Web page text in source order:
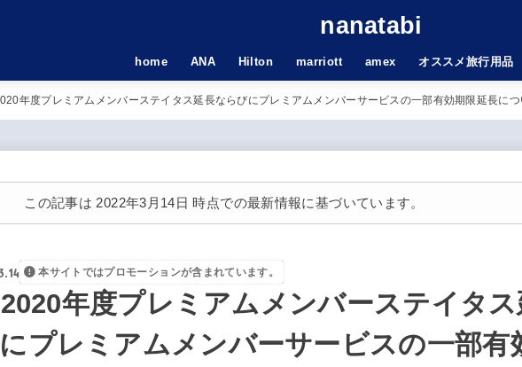
nanatabi
home ANA Hilton marriott amex オススメ旅行用品
年度プレミアムメンバーステイタス延長ならびにプレミアムメンバーサービスの一部有効期限延長につ
この記事は 2022年3月14日 時点での最新情報に基づいています。
本サイトではプロモーションが含まれています。
2020年度プレミアムメンバーステイタ
プレミアムメンバーサービスの一部有